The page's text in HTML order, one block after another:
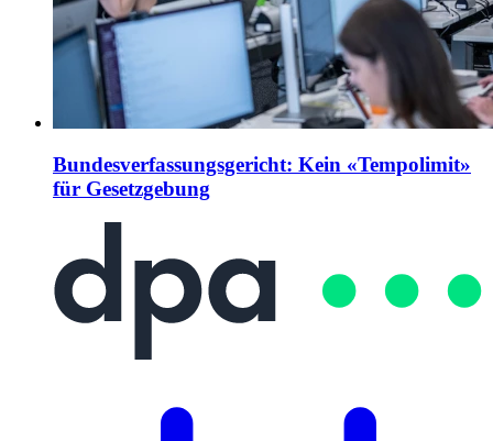
Bundesverfassungsgericht: Kein «Tempolimit»
für Gesetzgebung